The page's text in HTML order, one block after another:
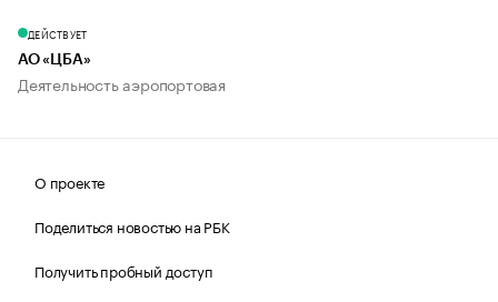
ДЕЙСТВУЕТ
АО «ЦБА»
Деятельность аэропортовая
О проекте
Поделиться новостью на РБК
Получить пробный доступ